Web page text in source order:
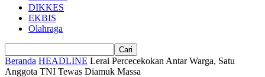
DIKKES
EKBIS
Olahraga
Beranda HEADLINE Lerai Percecekokan Antar Warga, Satu
Anggota TNI Tewas Diamuk Massa